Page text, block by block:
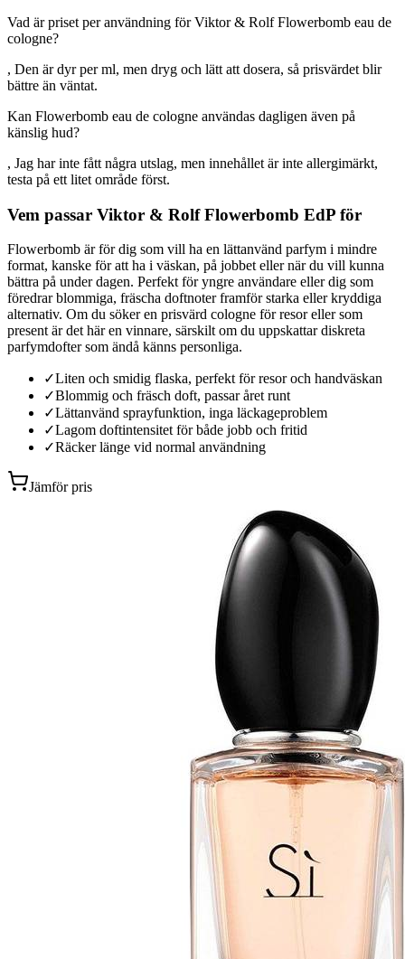
Vad är priset per användning för Viktor & Rolf Flowerbomb eau de
cologne?
, Den är dyr per ml, men dryg och lätt att dosera, så prisvärdet blir
bättre än väntat.
Kan Flowerbomb eau de cologne användas dagligen även på
känslig hud?
, Jag har inte fått några utslag, men innehållet är inte allergimärkt,
testa på ett litet område först.
Vem passar Viktor & Rolf Flowerbomb EdP för
Flowerbomb är för dig som vill ha en lättanvänd parfym i mindre
format, kanske för att ha i väskan, på jobbet eller när du vill kunna
bättra på under dagen. Perfekt för yngre användare eller dig som
föredrar blommiga, fräscha doftnoter framför starka eller kryddiga
alternativ. Om du söker en prisvärd cologne för resor eller som
present är det här en vinnare, särskilt om du uppskattar diskreta
parfymdofter som ändå känns personliga.
✓Liten och smidig flaska, perfekt för resor och handväskan
✓Blommig och fräsch doft, passar året runt
✓Lättanvänd sprayfunktion, inga läckageproblem
✓Lagom doftintensitet för både jobb och fritid
✓Räcker länge vid normal användning
Jämför pris